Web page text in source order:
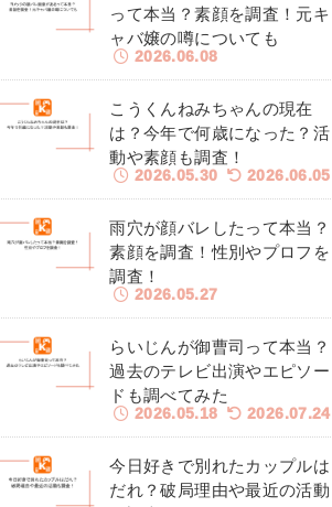
って本当？素顔を調査！元キ
ャバ嬢の噂についても
2026.06.08
こうくんねみちゃんの現在
は？今年で何歳になった？活
動や素顔も調査！
2026.05.30 2026.06.05
雨穴が顔バレしたって本当？
素顔を調査！性別やプロフを
調査！
2026.05.27
らいじんが御曹司って本当？
過去のテレビ出演やエピソー
ドも調べてみた
2026.05.18 2026.07.24
今日好きで別れたカップルは
だれ？破局理由や最近の活動